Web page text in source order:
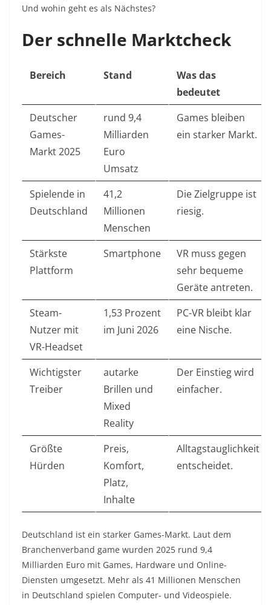
Und wohin geht es als Nächstes?
Der schnelle Marktcheck
Bereich Stand
Was das
bedeutet
Deutscher
Games-
Markt 2025
rund 9,4
Milliarden
Euro
Umsatz
Games bleiben
ein starker Markt.
Spielende in
Deutschland
41,2
Millionen
Menschen
Die Zielgruppe ist
riesig.
Stärkste
Plattform
Smartphone
VR muss gegen
sehr bequeme
Geräte antreten.
Steam-
Nutzer mit
VR-Headset
1,53 Prozent
im Juni 2026
PC-VR bleibt klar
eine Nische.
Wichtigster
Treiber
autarke
Brillen und
Mixed
Reality
Der Einstieg wird
einfacher.
Größte
Hürden
Preis,
Komfort,
Platz,
Inhalte
Alltagstauglichkeit
entscheidet.
Deutschland ist ein starker Games-Markt. Laut dem
Branchenverband game wurden 2025 rund 9,4
Milliarden Euro mit Games, Hardware und Online-
Diensten umgesetzt. Mehr als 41 Millionen Menschen
in Deutschland spielen Computer- und Videospiele.